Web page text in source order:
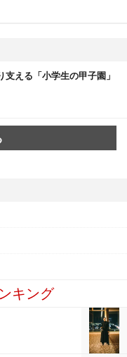
える「小学生の甲子園」
キング